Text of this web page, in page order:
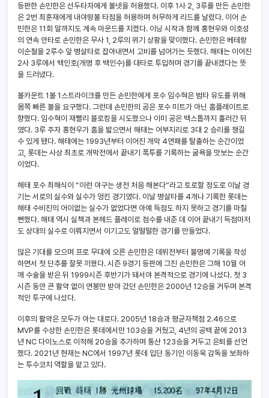
등판한 손민한은 선두타자에게 볼넷을 허용했다. 이후 1사 2, 3루를 만든 손민한
은 2번 최훈재에게 내야땅볼 타점을 허용하며 허무하게 리드를 날렸다. 이어 손
민한은 11회 말까지도 계속 마운드를 지켰다. 이닝 시작과 함께 홍현우와 이호성
의 연속 안타로 손민한은 무사 1, 2루의 위기 상황을 맞이했다. 손민한은 베테랑
이순철을 2루수 앞 병살타로 잡아내면서 고비를 넘어가는 듯했다. 해태는 이어진
2사 3루에서 백인호(개명 후 백인수)를 대타로 투입하며 경기를 끝내겠다는 뜻
을 드러냈다.
볼카운트 1볼 1스트라이크를 만든 손민한에게 포수 임수혁은 범타 유도를 위해
몸쪽 빠른 볼을 요구했다. 그런데 손민한의 공은 포수 미트가 아닌 홈플레이트로
향했다. 임수혁이 재빨리 블로킹을 시도했으나 이미 공은 백스톱까지 흘러간 뒤
였다. 3루 주자 홍현우가 홈을 밟으면서 해태는 어부지리로 3대 2 승리를 챙길
수 있게 됐다. 해태에는 1993년부터 이어진 개막 4연패를 탈출하는 순간이었
고, 롯데는 사상 최초로 개막전에서 끝내기 폭투를 기록하는 굴욕을 맛보는 순간
이었다.
해태 포수 최해식이 “이런 야구는 생전 처음 해본다”라고 토로할 정도로 이날 경
기는 서로의 실수와 실수가 엉킨 경기였다. 이날 병살타를 4개나 기록한 롯데는
해태 수비진의 어이없는 실수가 없었다면 아예 득점도 하지 못하고 경기를 마칠
뻔했다. 해태 역시 실책과 본헤드 플레이로 점수를 내준 데 이어 끝내기 득점마저
도 상대의 실수로 이뤄지면서 이기고도 얼떨떨한 경기를 만들었다.
많은 기대를 모으며 프로 무대에 오른 손민한은 데뷔전부터 불명예 기록을 작성
하면서 첫 단추를 잘못 끼웠다. 시즌 9경기 등판에 그친 손민한은 그해 10월 어
깨 수술을 받은 뒤 1999시즌 후반기가 돼서야 본격적으로 경기에 나섰다. 첫 3
시즌 동안 큰 활약 없이 연봉만 받아 갔던 손민한은 2000년 12승을 거두며 본격
적인 투구에 나섰다.
이후의 활약은 모두가 아는 대로다. 2005년 18승과 평균자책점 2.46으로
MVP를 수상한 손민한은 롯데에서만 103승을 거뒀고, 4년의 공백 끝에 2013
년 NC 다이노스로 이적해 20승을 추가하며 통산 123승을 거두고 은퇴를 선언
했다. 2021년 현재는 NC에서 1997년 롯데 입단 동기인 이동욱 감독을 보좌하
는 투수코치 역할을 맡고 있다.